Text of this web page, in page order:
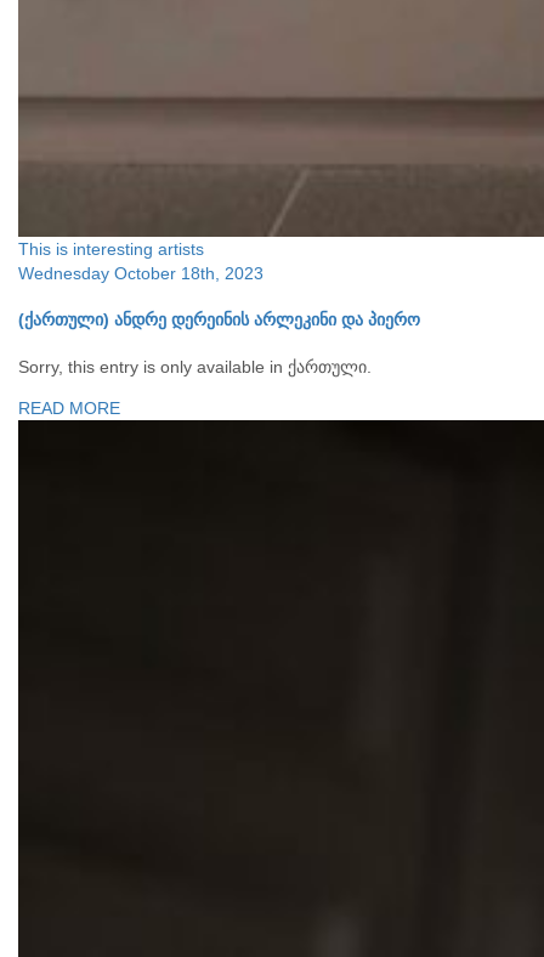
This is interesting artists
Wednesday October 18th, 2023
(ქართული) ანდრე დერეინის არლეკინი და პიერო
Sorry, this entry is only available in ქართული.
READ MORE